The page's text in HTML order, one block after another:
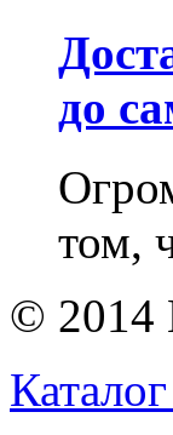
до
том,
© 2014